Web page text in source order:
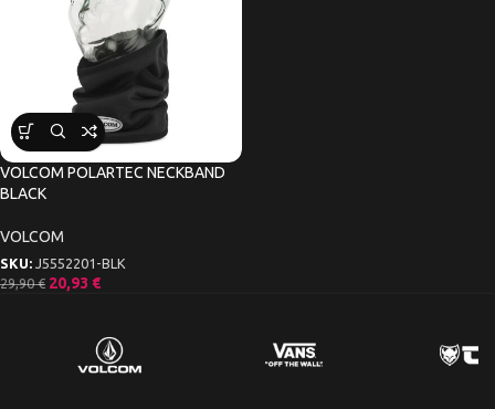
VOLCOM POLARTEC NECKBAND
BLACK
VOLCOM
SKU: J5552201-BLK
29,90€ 20,93 €